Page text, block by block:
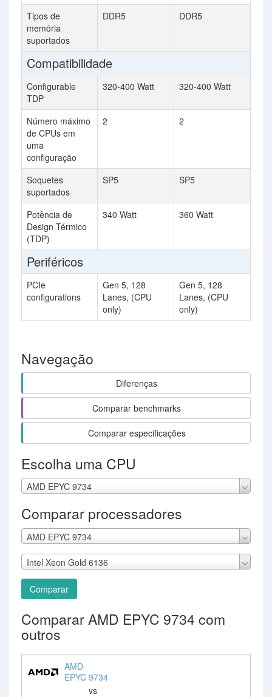
Tipos de
memória
suportados
DDR5 DDR5
Compatibilidade
Configurable
TDP
320-400 Watt 320-400 Watt
Número máximo
de CPUs em
uma
configuração
2 2
Soquetes
suportados
SP5 SP5
Potência de
Design Térmico
(TDP)
340 Watt 360 Watt
Periféricos
PCIe
configurations
Gen 5, 128
Lanes, (CPU
only)
Gen 5, 128
Lanes, (CPU
only)
Navegação
Diferenças
Comparar benchmarks
Comparar especificações
Escolha uma CPU
AMD EPYC 9734
Comparar processadores
AMD EPYC 9734
Intel Xeon Gold 6136
Comparar
Comparar AMD EPYC 9734 com
outros
AMD
EPYC 9734
vs